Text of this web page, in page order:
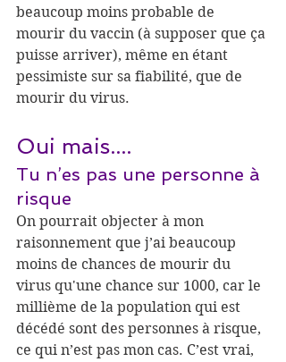
beaucoup moins probable de
mourir du vaccin (à supposer que ça
puisse arriver), même en étant
pessimiste sur sa fiabilité, que de
mourir du virus.
Oui mais....
Tu n’es pas une personne à
risque
On pourrait objecter à mon
raisonnement que j’ai beaucoup
moins de chances de mourir du
virus qu'une chance sur 1000, car le
millième de la population qui est
décédé sont des personnes à risque,
ce qui n’est pas mon cas. C’est vrai,